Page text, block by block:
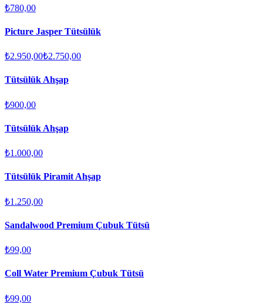
₺780,00
Picture Jasper Tütsülük
₺2.950,00₺2.750,00
Tütsülük Ahşap
₺900,00
Tütsülük Ahşap
₺1.000,00
Tütsülük Piramit Ahşap
₺1.250,00
Sandalwood Premium Çubuk Tütsü
₺99,00
Coll Water Premium Çubuk Tütsü
₺99,00